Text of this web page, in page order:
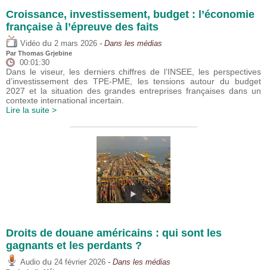
Croissance, investissement, budget : l’économie
française à l’épreuve des faits
Vidéo du 2 mars 2026 - Dans les médias
Par Thomas Grjebine
00:01:30
Dans le viseur, les derniers chiffres de l’INSEE, les perspectives
d’investissement des TPE-PME, les tensions autour du budget
2027 et la situation des grandes entreprises françaises dans un
contexte international incertain.
Lire la suite >
Droits de douane américains : qui sont les
gagnants et les perdants ?
Audio du 24 février 2026 - Dans les médias